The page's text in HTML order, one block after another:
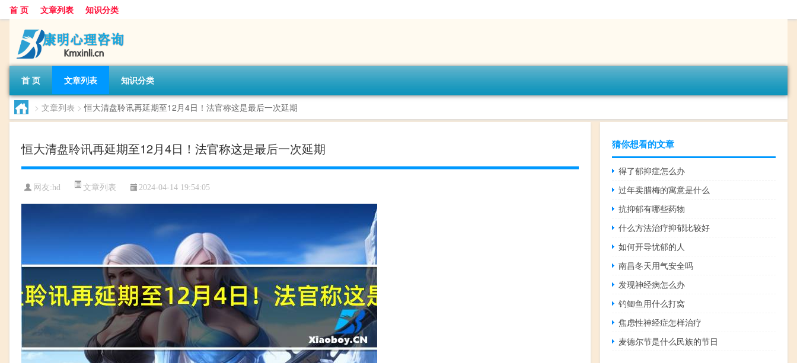
首 页 文章列表 知识分类
首 页 文章列表 知识分类
> 文章列表 > 恒大清盘聆讯再延期至12月4日！法官称这是最后一次延期
恒大清盘聆讯再延期至12月4日！法官称这是最后一次延期
网友:hd 文章列表 2024-04-14 19:54:05
猜你想看的文章
得了郁抑症怎么办
过年卖腊梅的寓意是什么
抗抑郁有哪些药物
什么方法治疗抑郁比较好
如何开导忧郁的人
南昌冬天用气安全吗
发现神经病怎么办
钓鲫鱼用什么打窝
焦虑性神经症怎样治疗
麦德尔节是什么民族的节日